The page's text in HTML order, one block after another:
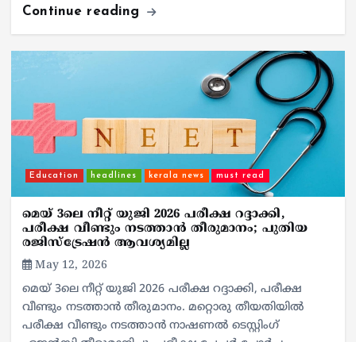
Continue reading
Education headlines kerala news must read
മെയ് 3ലെ നീറ്റ് യുജി 2026 പരീക്ഷ റദ്ദാക്കി,
പരീക്ഷ വീണ്ടും നടത്താൻ തീരുമാനം; പുതിയ
രജിസ്‌ട്രേഷൻ ആവശ്യമില്ല
May 12, 2026
മെയ് 3ലെ നീറ്റ് യുജി 2026 പരീക്ഷ റദ്ദാക്കി, പരീക്ഷ
വീണ്ടും നടത്താൻ തീരുമാനം. മറ്റൊരു തീയതിയിൽ
പരീക്ഷ വീണ്ടും നടത്താൻ നാഷണൽ ടെസ്റ്റിംഗ്